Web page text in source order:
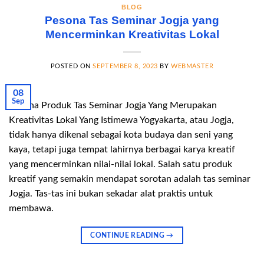
BLOG
Pesona Tas Seminar Jogja yang
Mencerminkan Kreativitas Lokal
POSTED ONSEPTEMBER 8, 2023 BYWEBMASTER
08
Sep
Pesona Produk Tas Seminar Jogja Yang Merupakan
Kreativitas Lokal Yang Istimewa Yogyakarta, atau Jogja,
tidak hanya dikenal sebagai kota budaya dan seni yang
kaya, tetapi juga tempat lahirnya berbagai karya kreatif
yang mencerminkan nilai-nilai lokal. Salah satu produk
kreatif yang semakin mendapat sorotan adalah tas seminar
Jogja. Tas-tas ini bukan sekadar alat praktis untuk
membawa.
CONTINUE READING→